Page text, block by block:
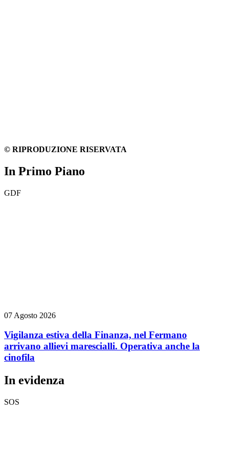
© RIPRODUZIONE RISERVATA
In Primo Piano
GDF
07 Agosto 2026
Vigilanza estiva della Finanza, nel Fermano
arrivano allievi marescialli. Operativa anche la
cinofila
In evidenza
SOS